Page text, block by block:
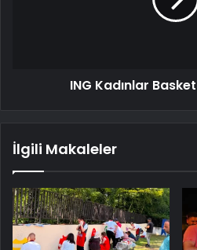
ING Kadınlar
İlgili Makaleler